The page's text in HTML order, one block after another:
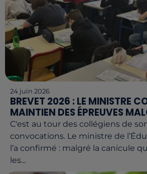
24 juin 2026
BREVET 2026 : LE MINISTRE
MAINTIEN DES ÉPREUVES
C'est au tour des collégiens de
convocations. Le ministre de
l’a confirmé : malgré la canicule
les...